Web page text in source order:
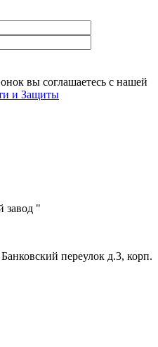
вы соглашаетесь с нашей
и Защиты
"
переулок д.3, корп.